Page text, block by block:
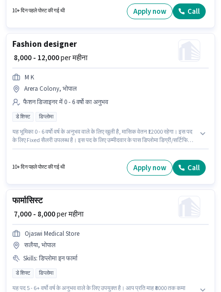
भोपाल में स्थित है। इस पद के लिए उम्मीदवार के पास डिप्लोमा डिग्री/सर्टिफिकेट होना
10+ दिन पहले पोस्ट की गई थी Apply now Call
Fashion designer
₹ 8,000 - 12,000per महीना
M K
Arera Colony, भोपाल
फैशन डिजाइनर में 0 - 6 वर्षो का अनुभव
डे शिफ्ट डिप्लोमा
यह भूमिका 0 - 6 वर्षो वर्ष के अनुभव वाले के लिए खुली है, मासिक वेतन ₹12000 रहेगा। इस पद
के लिए Fixed सैलरी उपलब्ध है। इस पद के लिए उम्मीदवार के पास डिप्लोमा डिग्री/सर्टिफिकेट
Fashion designer पद के लिए सक्रिय रूप से हायर कर रहा है।
10+ दिन पहले पोस्ट की गई थी Apply now Call
फार्मासिस्ट
₹ 7,000 - 8,000per महीना
Ojaswi Medical Store
सलैया, भोपाल
Skills: डिप्लोमा इन फार्मा
डे शिफ्ट डिप्लोमा
यह पद 5 - 6+ वर्षो वर्ष के अनुभव वाले के लिए उपयुक्त है। आप प्रति माह ₹8000 तक कमा